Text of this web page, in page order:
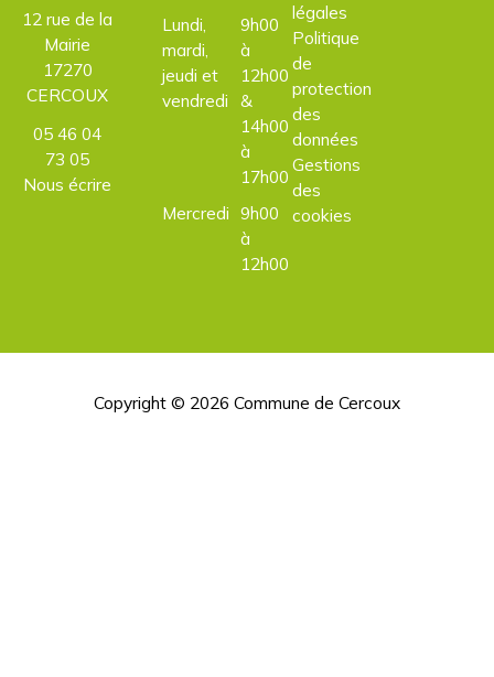
12 rue de la
Mairie
17270
CERCOUX
05 46 04
73 05
Nous écrire
Lundi,
mardi,
jeudi et
vendredi
9h00
à
12h00
&
14h00
à
17h00
Mercredi 9h00
à
12h00
légales
Politique
de
protection
des
données
Gestions
des
cookies
Copyright © 2026 Commune de Cercoux